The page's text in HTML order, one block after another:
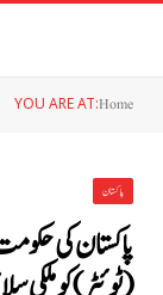
YOU ARE AT:Home
پاکستان
پاکستان کی